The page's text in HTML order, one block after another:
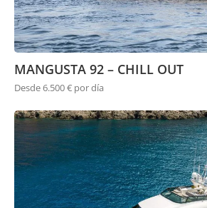
MANGUSTA 92 – CHILL OUT
Desde 6.500 € por día